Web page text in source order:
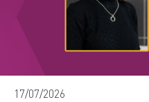
17/07/2026